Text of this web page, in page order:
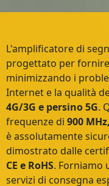
L'amplificatore di
progettato per
minimizzando i
Internet e la qualità
4G/3G e persino 5G.
frequenze di 900
è assolutamente
dimostrato dalle
CE e RoHS. Forniamo
servizi di consegna